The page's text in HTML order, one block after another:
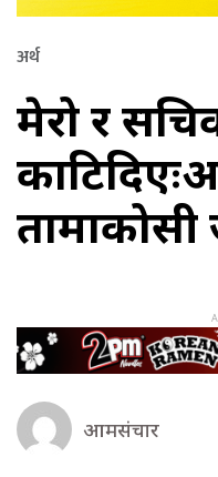
अर्थ
मेरो र
आमसंचार